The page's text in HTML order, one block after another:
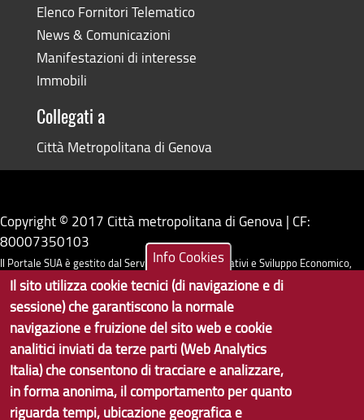
Elenco Fornitori Telematico
News & Comunicazioni
Manifestazioni di interesse
Immobili
Collegati a
Città Metropolitana di Genova
Copyright © 2017 Città metropolitana di Genova | CF:
80007350103
Il Portale SUA è gestito dal Servizio Sistemi Informativi e Sviluppo Economico,
GenovaMetropoli
Tecnologie e Accessibilità
Info Cookies
Il sito utilizza cookie tecnici (di navigazione e di
sessione) che garantiscono la normale
navigazione e fruizione del sito web e cookie
analitici inviati da terze parti (Web Analytics
Italia) che consentono di tracciare e analizzare,
in forma anonima, il comportamento per quanto
riguarda tempi, ubicazione geografica e